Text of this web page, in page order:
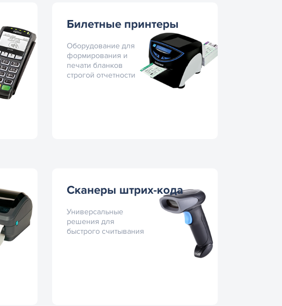
Билетные принтеры
Оборудование для
формирования и
печати бланков
строгой отчетности
Сканеры штрих-кода
Универсальные
решения для
быстрого считывания